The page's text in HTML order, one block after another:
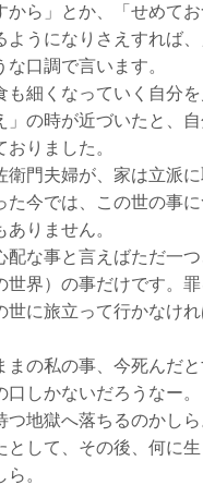
から」とか、「せめて
ようになりさえすれば
口調で言います。
も細くなっていく自分
」の時が近づいたと、
りました。
衛門夫婦が、家は立派
た今では、この世の事
りません。
配な事と言えばただ一つ
世界）の事だけです。
世に旅立って行かなけ
まの私の事、今死んだ
しかないだろうなー。
つ地獄へ落ちるのかしら
として、その後、何に
。